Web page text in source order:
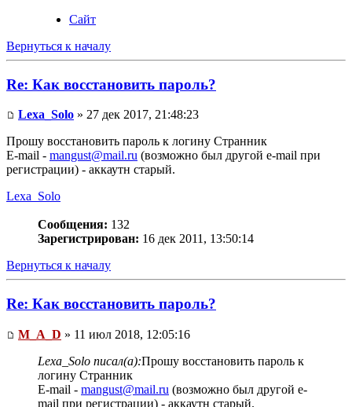
Сайт
Вернуться к началу
Re: Как восстановить пароль?
Lexa_Solo » 27 дек 2017, 21:48:23
Прошу восстановить пароль к логину Странник
E-mail - mangust@mail.ru (возможно был другой e-mail при
регистрации) - аккаутн старый.
Lexa_Solo
Сообщения: 132
Зарегистрирован: 16 дек 2011, 13:50:14
Вернуться к началу
Re: Как восстановить пароль?
M_A_D » 11 июл 2018, 12:05:16
Lexa_Solo писал(а):Прошу восстановить пароль к
логину Странник
E-mail - mangust@mail.ru (возможно был другой e-
mail при регистрации) - аккаутн старый.